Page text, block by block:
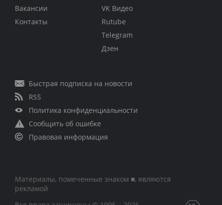
Вакансии
Контакты
VK Видео
Rutube
Telegram
Дзен
Быстрая подписка на новости
RSS
Политика конфиденциальности
Сообщить об ошибке
Правовая информация
Материалы, помеченные знаком ■, являются
рекламой